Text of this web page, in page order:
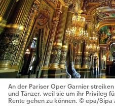
An der Pariser Oper Garnier
und Tänzer, weil sie um ihr Privileg
Rente gehen zu können. © epa/Sipa